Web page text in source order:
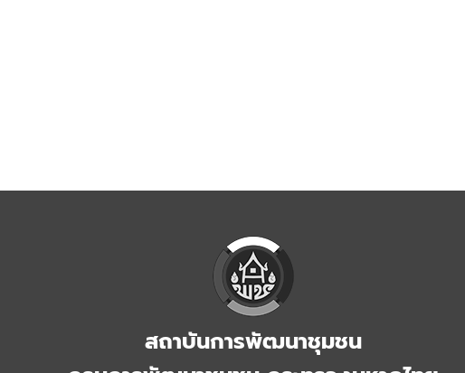
สถาบันการพัฒนาชุมชน